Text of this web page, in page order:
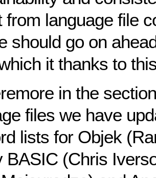
from language file
should go on
it thanks to
in the
files we have
lists for Objek
BASIC (Chris